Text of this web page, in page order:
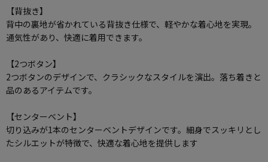
【背抜き】
背中の裏地が省かれている背抜き仕様で、軽やかな着心地を実現。
通気性があり、快適に着用できます。
【2つボタン】
2つボタンのデザインで、クラシックなスタイルを演出。落ち着きと
品のあるアイテムです。
【センターベント】
切り込みが1本のセンターベントデザインです。細身でスッキリとし
たシルエットが特徴で、快適な着心地を提供します